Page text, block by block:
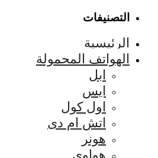
التصنيفات
الرئيسية
الهواتف المحمولة
ابل
ايس
اول كول
اتش ام دى
هونر
هواوي